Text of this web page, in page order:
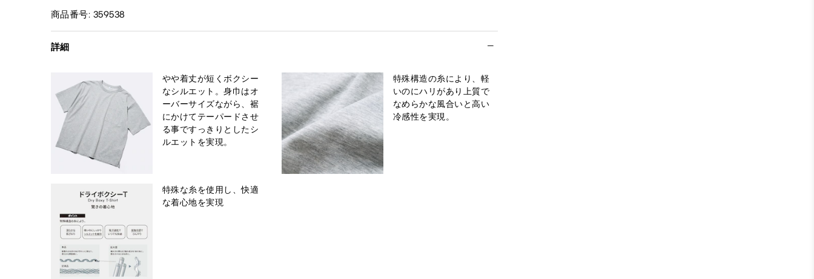
商品番号: 359538
詳細
やや着丈が短くボクシー
なシルエット。身巾はオ
ーバーサイズながら、裾
にかけてテーパードさせ
る事ですっきりとしたシ
ルエットを実現。
特殊構造の糸により、軽
いのにハリがあり上質で
なめらかな風合いと高い
冷感性を実現。
特殊な糸を使用し、快適
な着心地を実現